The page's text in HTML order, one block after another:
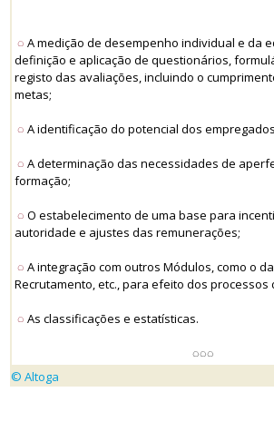
◌ A medição de desempenho individual e da
definição e aplicação de questionários,
registo das avaliações, incluindo o
metas;
◌ A identificação do potencial dos
◌ A determinação das necessidades de
formação;
◌ O estabelecimento de uma base para
autoridade e ajustes das remunerações;
◌ A integração com outros Módulos, como o
Recrutamento, etc., para efeito dos processos
◌ As classificações e estatísticas.
◌◌◌
© Altoga